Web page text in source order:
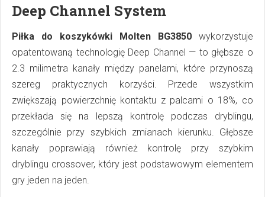
Deep Channel System
Piłka do koszykówki Molten BG3850 wykorzystuje
opatentowaną technologię Deep Channel — to głębsze o
2.3 milimetra kanały między panelami, które przynoszą
szereg praktycznych korzyści. Przede wszystkim
zwiększają powierzchnię kontaktu z palcami o 18%, co
przekłada się na lepszą kontrolę podczas dryblingu,
szczególnie przy szybkich zmianach kierunku. Głębsze
kanały poprawiają również kontrolę przy szybkim
dryblingu crossover, który jest podstawowym elementem
gry jeden na jeden.